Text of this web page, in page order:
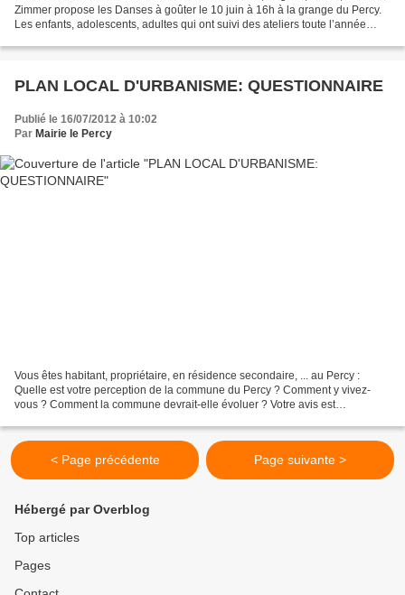
Zimmer propose les Danses à goûter le 10 juin à 16h à la grange du Percy.
Les enfants, adolescents, adultes qui ont suivi des ateliers toute l’année
PLAN LOCAL D'URBANISME: QUESTIONNAIRE
Publié le 16/07/2012 à 10:02
Par Mairie le Percy
Vous êtes habitant, propriétaire, en résidence secondaire, ... au Percy :
Quelle est votre perception de la commune du Percy ? Comment y vivez-
vous ? Comment la commune devrait-elle évoluer ? Votre avis est
< Page précédente Page suivante >
Hébergé par Overblog
Top articles
Pages